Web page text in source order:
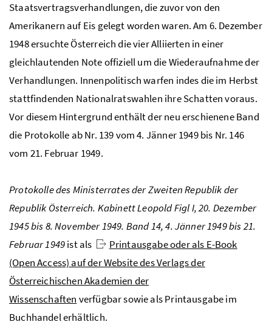
Staatsvertragsverhandlungen, die zuvor von den
Amerikanern auf Eis gelegt worden waren. Am 6. Dezember
1948 ersuchte Österreich die vier Alliierten in einer
gleichlautenden Note offiziell um die Wiederaufnahme der
Verhandlungen. Innenpolitisch warfen indes die im Herbst
stattfindenden Nationalratswahlen ihre Schatten voraus.
Vor diesem Hintergrund enthält der neu erschienene Band
die Protokolle ab Nr. 139 vom 4. Jänner 1949 bis Nr. 146
vom 21. Februar 1949.
Protokolle des Ministerrates der Zweiten Republik der
Republik Österreich. Kabinett Leopold Figl I, 20. Dezember
1945 bis 8. November 1949. Band 14, 4. Jänner 1949 bis 21.
Februar 1949ist als
Printausgabe oder als E-Book
(Open Access) auf der Website des Verlags der
Österreichischen Akademien der
Wissenschaften verfügbar sowie als Printausgabe im
Buchhandel erhältlich.